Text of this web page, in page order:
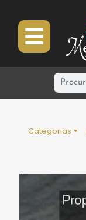
Categorias